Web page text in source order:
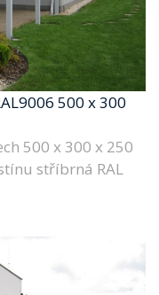
500 x 300
500 x 300 x 250
stříbrná RAL